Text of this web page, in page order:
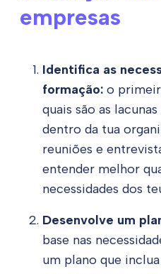
empresas
Identifica as
formação: o
quais são as
dentro da tua
reuniões e
entender melhor
necessidades dos
Desenvolve um
base nas
um plano que